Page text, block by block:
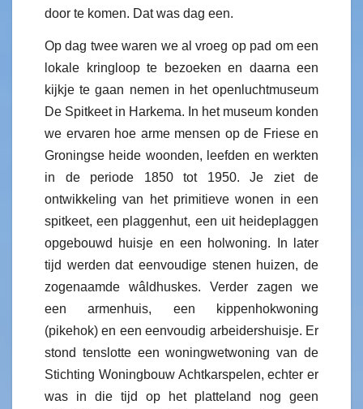
door te komen. Dat was dag een.
Op dag twee waren we al vroeg op pad om een
lokale kringloop te bezoeken en daarna een
kijkje te gaan nemen in het openluchtmuseum
De Spitkeet in Harkema. In het museum konden
we ervaren hoe arme mensen op de Friese en
Groningse heide woonden, leefden en werkten
in de periode 1850 tot 1950. Je ziet de
ontwikkeling van het primitieve wonen in een
spitkeet, een plaggenhut, een uit heideplaggen
opgebouwd huisje en een holwoning. In later
tijd werden dat eenvoudige stenen huizen, de
zogenaamde wâldhuskes. Verder zagen we
een armenhuis, een kippenhokwoning
(pikehok) en een eenvoudig arbeidershuisje. Er
stond tenslotte een woningwetwoning van de
Stichting Woningbouw Achtkarspelen, echter er
was in die tijd op het platteland nog geen